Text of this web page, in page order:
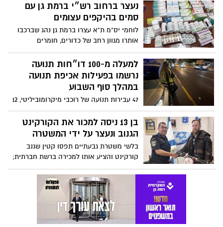
נעצר ברחוב רש״י ברמת גן עם
סמים בהיקפים עצומים
לוחמי יס"מ ת"א עצרו ברמת גן נהג שברכבו
אותרו מגוון רחב של כדורים, חומרים
החשודים כסם וכלי תקיפה; בימ"ש האריך
מעצרו והחקירה נמשכתלמעלה מ-100 דו״חות תנועה
נרשמו בפעילות אכיפת תנועה
במהלך סוף השבוע
47 עבירות תנועה של רוכבי מיקרומוביליטי, 12
נהגים שחצו רמזור באור אדום, 11 נהגים מעל
המהירות המותרת; נרשמו סה"כ 137 דוחות
תנועה- פעילות אכיפת תנועה נרחבת של
מסכנות חיים במהלך סוף השבוע
בן 13 ניסה למכור את הקורקינט
הגנוב ונעצר על ידי המשטרה
בלשי משטרת גבעתיים תפסו קטין שגנב
קורקינט והציע אותו למכירה ברשת חברתית;
אתמול הקורקינט הושב לבעליו